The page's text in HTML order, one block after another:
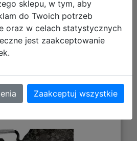
Szkolny 5el Alert
525 + Piórnik
sklepu, w tym, aby
do Twoich potrzeb
oraz w celach statystycznych
jest zaakceptowanie
Zaakceptuj wszystkie